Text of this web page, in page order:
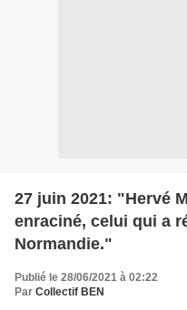
27 juin 2021: "Hervé
enraciné, celui qui a
Normandie."
Publié le 28/06/2021 à 02:22
Par Collectif BEN